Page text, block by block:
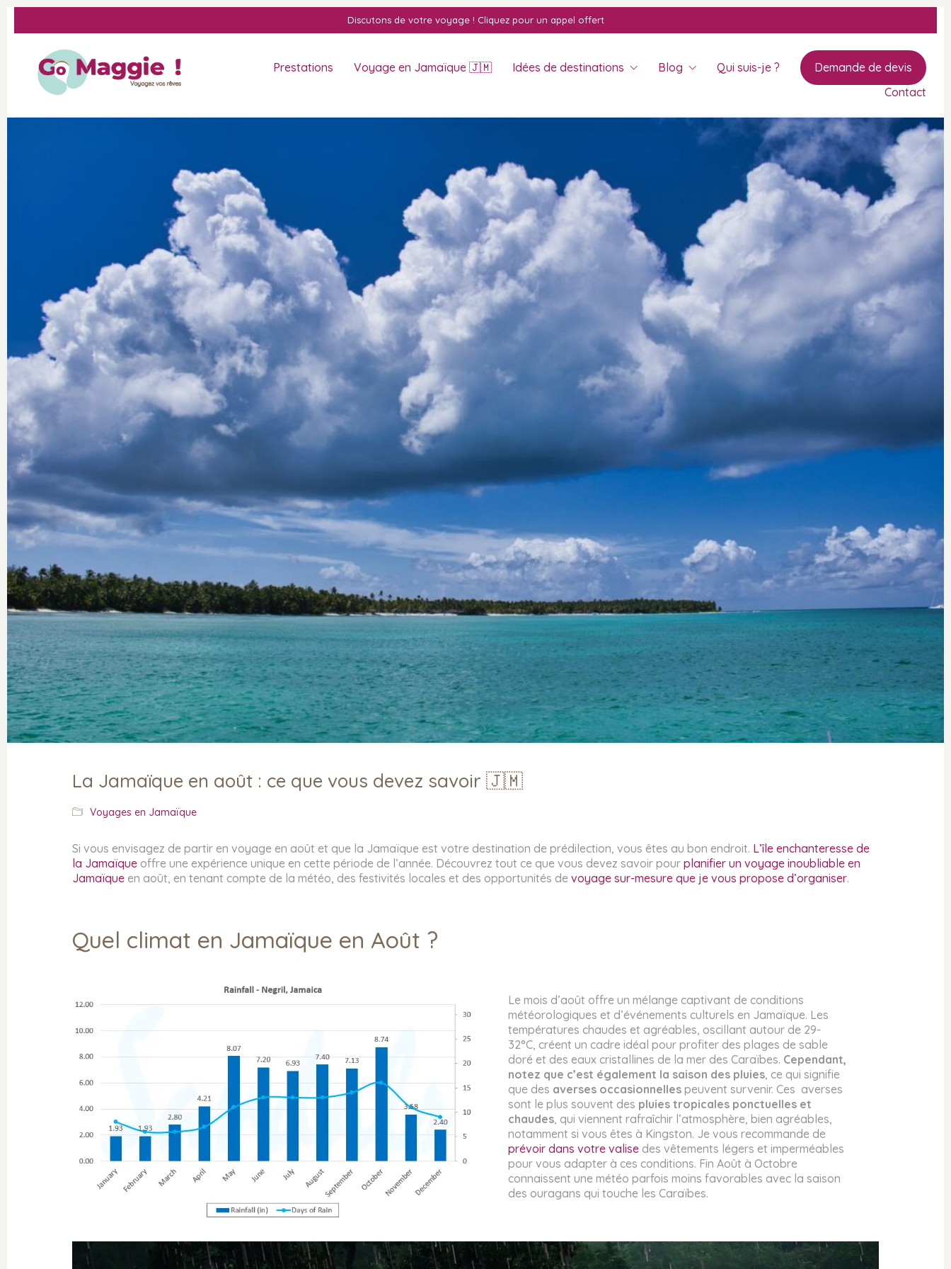
Discutons de votre voyage ! Cliquez pour un appel offert
Prestations Voyage en Jamaïque 🇯🇲 Idées de destinations Blog Qui suis-je ?
Demande de devis
Contact
La Jamaïque en août : ce que vous devez savoir 🇯🇲
Voyages en Jamaïque
Si vous envisagez de partir en voyage en août et que la Jamaïque est votre destination de prédilection, vous êtes au bon endroit. L’île enchanteresse de
la Jamaïque offre une expérience unique en cette période de l’année. Découvrez tout ce que vous devez savoir pour planifier un voyage inoubliable en
Jamaïque en août, en tenant compte de la météo, des festivités locales et des opportunités de voyage sur-mesure que je vous propose d’organiser.
Quel climat en Jamaïque en Août ?
Le mois d’août offre un mélange captivant de conditions
météorologiques et d’événements culturels en Jamaïque. Les
températures chaudes et agréables, oscillant autour de 29-
32°C, créent un cadre idéal pour profiter des plages de sable
doré et des eaux cristallines de la mer des Caraïbes. Cependant,
notez que c’est également la saison des pluies, ce qui signifie
que des averses occasionnellespeuvent survenir. Ces averses
sont le plus souvent des pluies tropicales ponctuelles et
chaudes, qui viennent rafraîchir l’atmosphère, bien agréables,
notamment si vous êtes à Kingston. Je vous recommande de
prévoir dans votre valisedes vêtements légers et imperméables
pour vous adapter à ces conditions. Fin Août à Octobre
connaissent une météo parfois moins favorables avec la saison
des ouragans qui touche les Caraïbes.